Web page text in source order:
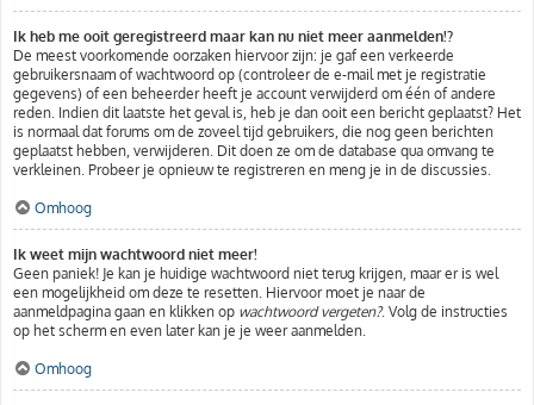
Ik heb me ooit geregistreerd maar kan nu niet meer aanmelden!?
De meest voorkomende oorzaken hiervoor zijn: je gaf een verkeerde
gebruikersnaam of wachtwoord op (controleer de e-mail met je registratie
gegevens) of een beheerder heeft je account verwijderd om één of andere
reden. Indien dit laatste het geval is, heb je dan ooit een bericht geplaatst? Het
is normaal dat forums om de zoveel tijd gebruikers, die nog geen berichten
geplaatst hebben, verwijderen. Dit doen ze om de database qua omvang te
verkleinen. Probeer je opnieuw te registreren en meng je in de discussies.
Omhoog
Ik weet mijn wachtwoord niet meer!
Geen paniek! Je kan je huidige wachtwoord niet terug krijgen, maar er is wel
een mogelijkheid om deze te resetten. Hiervoor moet je naar de
aanmeldpagina gaan en klikken op wachtwoord vergeten?. Volg de instructies
op het scherm en even later kan je je weer aanmelden.
Omhoog